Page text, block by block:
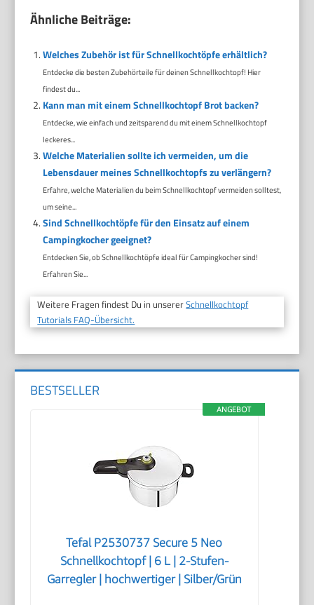
Ähnliche Beiträge:
Welches Zubehör ist für Schnellkochtöpfe erhältlich?
Entdecke die besten Zubehörteile für deinen Schnellkochtopf! Hier
findest du...
Kann man mit einem Schnellkochtopf Brot backen?
Entdecke, wie einfach und zeitsparend du mit einem Schnellkochtopf
leckeres...
Welche Materialien sollte ich vermeiden, um die
Lebensdauer meines Schnellkochtopfs zu verlängern?
Erfahre, welche Materialien du beim Schnellkochtopf vermeiden solltest,
um seine...
Sind Schnellkochtöpfe für den Einsatz auf einem
Campingkocher geeignet?
Entdecken Sie, ob Schnellkochtöpfe ideal für Campingkocher sind!
Erfahren Sie...
Weitere Fragen findest Du in unsererSchnellkochtopf
Tutorials FAQ-Übersicht.
BESTSELLER
ANGEBOT
Tefal P2530737 Secure 5 Neo
Schnellkochtopf | 6 L | 2-Stufen-
Garregler | hochwertiger | Silber/Grün